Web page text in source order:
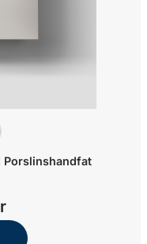
Porslinshandfat